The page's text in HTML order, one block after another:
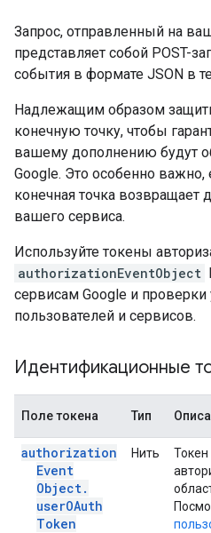
Запрос, отправленный на
представляет собой POST-
события в формате JSON в
Надлежащим образом
конечную точку, чтобы
вашему дополнению будут
Google. Это особенно важно,
конечная точка возвращает
вашего сервиса.
Используйте токены
authorizationEventObject
сервисам Google и проверки
пользователей и сервисов.
Идентификационные
Поле токена Тип
authorization
Event
Object.
userOAuth
Token
Нить
Токен